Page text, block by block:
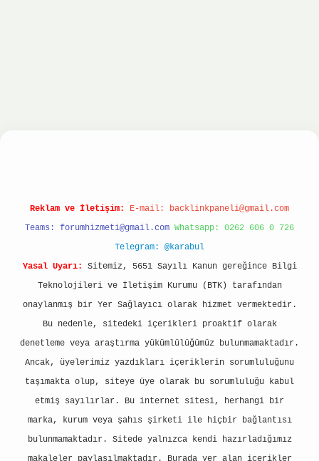
Reklam ve İletişim: E-mail: backlinkpaneli@gmail.com
Teams: forumhizmeti@gmail.com Whatsapp: 0262 606 0 726
Telegram: @karabul
Yasal Uyarı:
Sitemiz, 5651 Sayılı Kanun gereğince Bilgi
Teknolojileri ve İletişim Kurumu (BTK) tarafından
onaylanmış bir Yer Sağlayıcı olarak hizmet vermektedir.
Bu nedenle, sitedeki içerikleri proaktif olarak
denetleme veya araştırma yükümlülüğümüz bulunmamaktadır.
Ancak, üyelerimiz yazdıkları içeriklerin sorumluluğunu
taşımakta olup, siteye üye olarak bu sorumluluğu kabul
etmiş sayılırlar. Bu internet sitesi, herhangi bir
marka, kurum veya şahıs şirketi ile hiçbir bağlantısı
bulunmamaktadır. Sitede yalnızca kendi hazırladığımız
makaleler paylaşılmaktadır. Burada yer alan içerikler